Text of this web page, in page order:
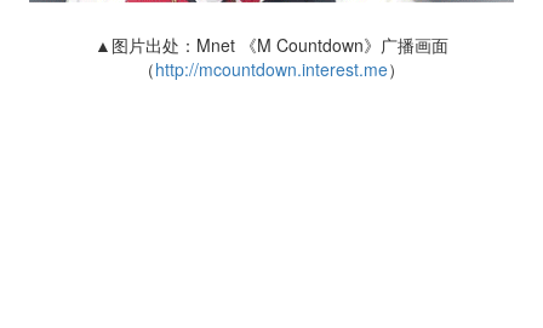
▲图片出处：Mnet 《M Countdown》广播画面
（http://mcountdown.interest.me）